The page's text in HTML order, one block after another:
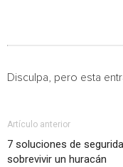
Disculpa, pero esta
Artículo anterior
7 soluciones de
sobrevivir un huracán